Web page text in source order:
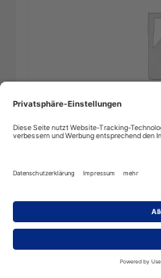
Wörterbuch
Wirtschaft,
Recht
Handel